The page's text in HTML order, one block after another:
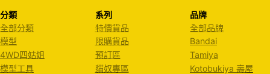
分類
全部分類
模型
4WD四姑姐
模型工具
系列
特價貨品
限購貨品
預訂區
貓奴專區
品牌
全部品牌
Bandai
Tamiya
Kotobukiya 壽屋